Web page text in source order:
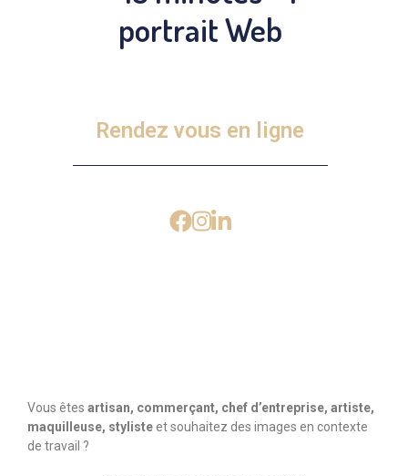
portrait Web
Rendez vous en ligne
Vous êtes artisan, commerçant, chef d’entreprise, artiste,
maquilleuse, stylisteet souhaitez des images en contexte
de travail ?